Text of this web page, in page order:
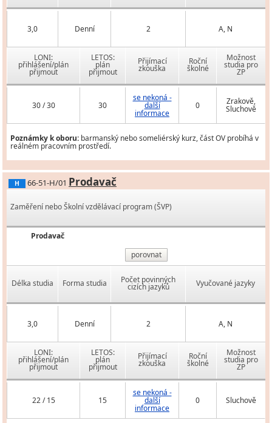
3,0 Denní 2 A, N
LONI:
přihlášení/plán
přijmout
LETOS:
plán
přijmout
Přijímací
zkouška
Roční
školné
Možnost
studia pro
ZP
30 / 30 30
se nekoná -
další
informace
0 Zrakově,
Sluchově
Poznámky k oboru: barmanský nebo someliérský kurz, část OV probíhá v
reálném pracovním prostředí.
H 66-51-H/01 Prodavač
Zaměření nebo Školní vzdělávací program (ŠVP)
Prodavač
porovnat
Délka studia Forma studia Počet povinných
cizích jazyků Vyučované jazyky
3,0 Denní 2 A, N
LONI:
přihlášení/plán
přijmout
LETOS:
plán
přijmout
Přijímací
zkouška
Roční
školné
Možnost
studia pro
ZP
22 / 15 15
se nekoná -
další
informace
0 Sluchově